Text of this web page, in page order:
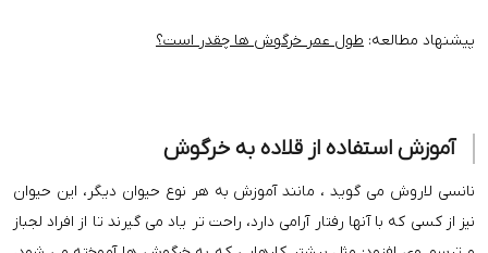
پیشنهاد مطالعه: طول عمر خرگوش ها چقدر است؟
آموزش استفاده از قلاده به خرگوش
نانسی لاروش می گوید ، مانند آموزش به هر نوع حیوان دیگر، این حیوان
نیز از کسی که با آنها رفتار آرامی دارد، راحت تر یاد می گیرند تا از افراد لجباز